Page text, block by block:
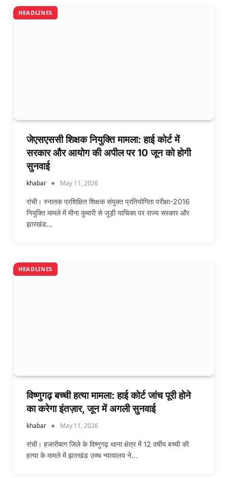
HEADLINES
जेएसएससी शिक्षक नियुक्ति मामला: हाई कोर्ट में
सरकार और आयोग की अपील पर 10 जून को होगी
सुनवाई
khabar May 11, 2026
रांची। स्नातक प्रशिक्षित शिक्षक संयुक्त प्रतियोगिता परीक्षा-2016
नियुक्ति मामले में मीना कुमारी से जुड़ी याचिका पर राज्य सरकार और
झारखंड…
HEADLINES
विष्णुगढ़ बच्ची हत्या मामला: हाई कोर्ट जांच पूरी होने
का करेगा इंतज़ार, जून में अगली सुनवाई
khabar May 11, 2026
रांची। हजारीबाग जिले के विष्णुगढ़ थाना क्षेत्र में 12 वर्षीय बच्ची की
हत्या के मामले में झारखंड उच्च न्यायालय ने…